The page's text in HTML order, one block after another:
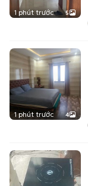
1 phút trước 5
1 phút trước 4